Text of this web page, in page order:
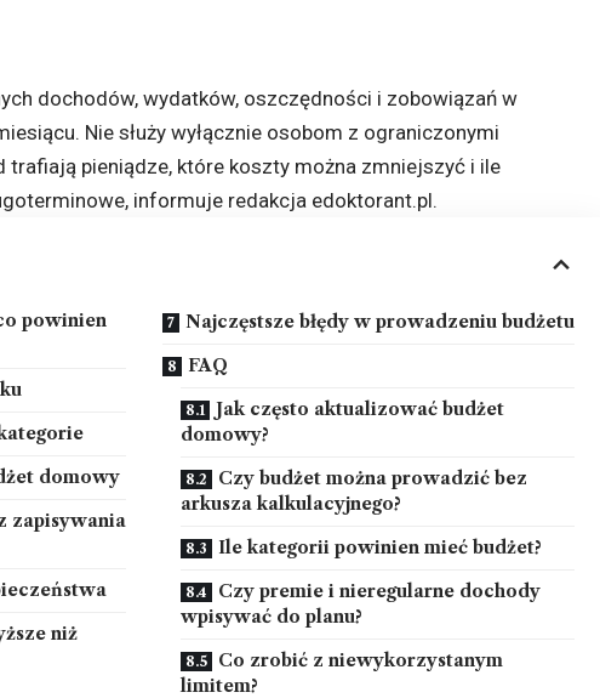
dochodów, wydatków, oszczędności i zobowiązań w
Nie służy wyłącznie osobom z ograniczonymi
trafiają pieniądze, które koszty można zmniejszyć i ile
informuje redakcja edoktorant.pl.
powinien
domowy
zapisywania
niż
Najczęstsze błędy w prowadzeniu budżetu
FAQ
Jak często aktualizować budżet
domowy?
Czy budżet można prowadzić bez
arkusza kalkulacyjnego?
Ile kategorii powinien mieć budżet?
Czy premie i nieregularne dochody
wpisywać do planu?
Co zrobić z niewykorzystanym
limitem?